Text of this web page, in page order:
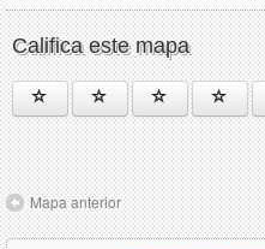
Califica este mapa
Mapa anterior